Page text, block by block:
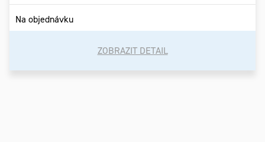
Na objednávku
ZOBRAZIT DETAIL